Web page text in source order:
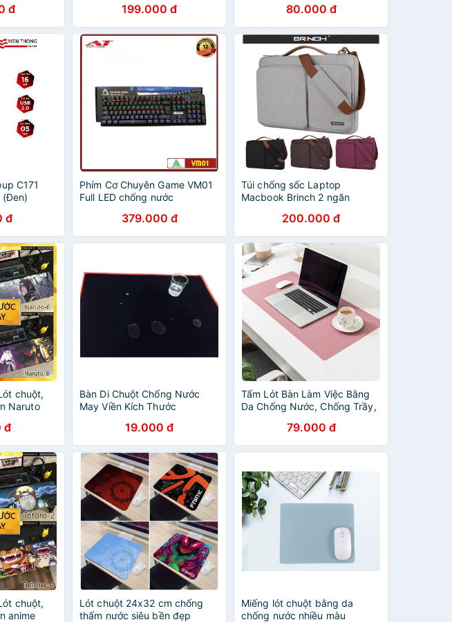
đ 199.000 đ 80.000 đ
C171
(Đen)
đ
Phím Cơ Chuyên Game VM01
Full LED chống nước
379.000 đ
Túi chống sốc Laptop
Macbook Brinch 2 ngăn
(Chính hãng)200.000 đ
chuột,
Naruto
đ
Bàn Di Chuột Chống Nước
May Viền Kích Thước
19.000 đ
Tấm Lót Bàn Làm Việc Bằng
Da Chống Nước, Chống Trầy,
79.000 đ
chuột,
anime
Lót chuột 24x32 cm chống
thấm nước siêu bền đẹp
Miếng lót chuột bằng da
chống nước nhiều màu